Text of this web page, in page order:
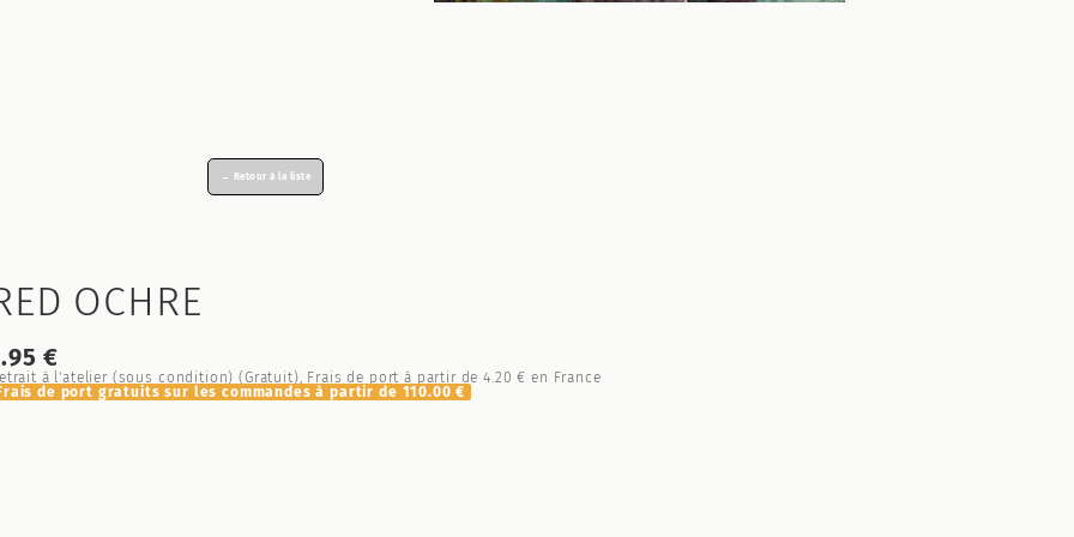
← Retour à la liste
OCHRE
€
à l'atelier (sous condition) (Gratuit), Frais de port à partir de4.20 € en France
de port gratuits sur les commandes à partir de 110.00 €